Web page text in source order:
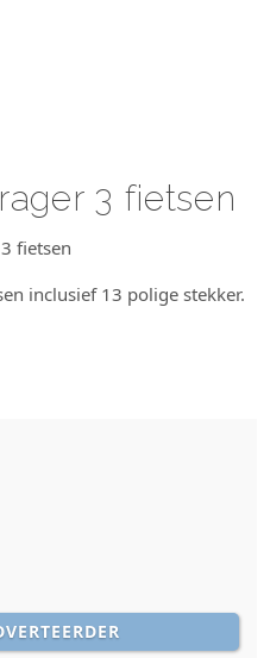
3 fietsen
fietsen
inclusief 13 polige stekker.